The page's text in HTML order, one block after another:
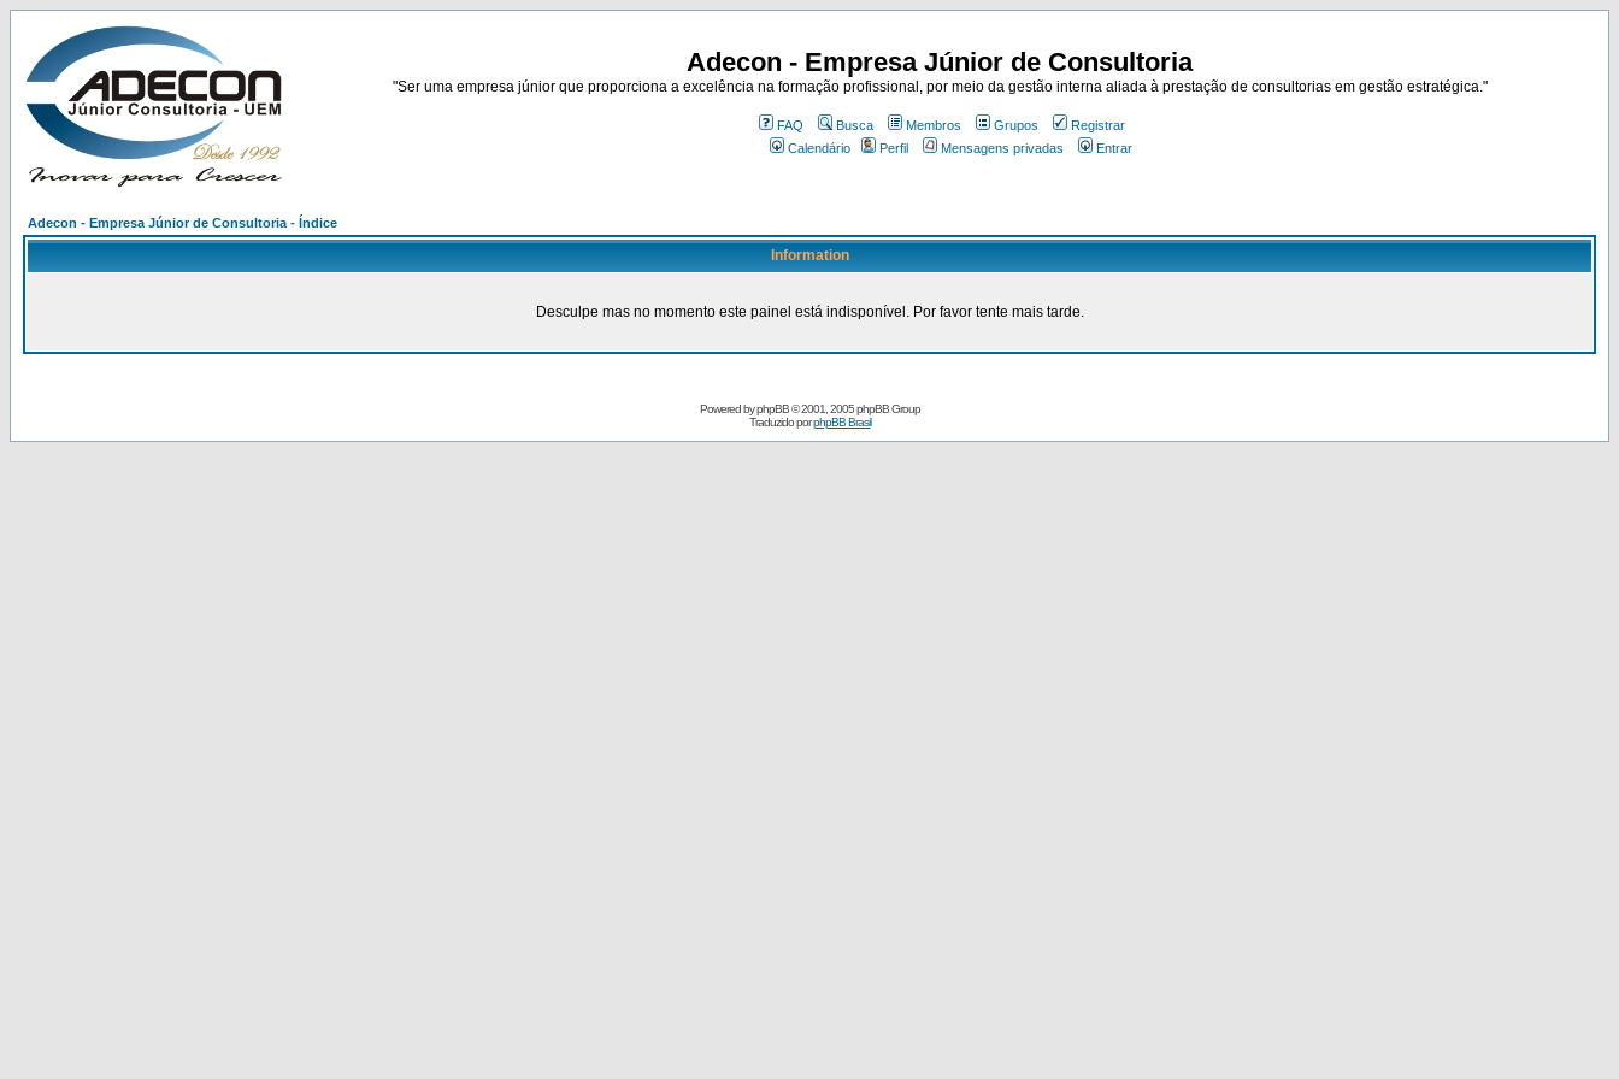
Adecon - Empresa Júnior de Consultoria
"Ser uma empresa júnior que proporciona a excelência na formação profissional, por meio da gestão interna aliada à prestação de consultorias em gestão estratégica."
FAQ Busca Membros Grupos
Registrar
Calendário
Perfil Mensagens privadas Entrar
Adecon - Empresa Júnior de Consultoria - Índice
Information
Desculpe mas no momento este painel está indisponível. Por favor tente mais tarde.
Powered byphpBB© 2001, 2005 phpBB Group
Traduzido porphpBB Brasil